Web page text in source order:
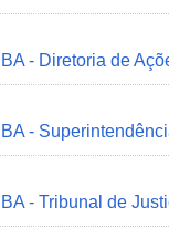
BA - Diretoria de
BA -
BA - Tribunal de